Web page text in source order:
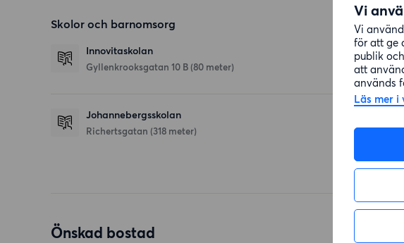
Vi
Vi
för att ge
publik
att
används
Läs mer i
Skolor och barnomsorg
Innovitaskolan
Gyllenkrooksgatan 10 B (80 meter)
Johannebergsskolan
Richertsgatan (318 meter)
Önskad bostad